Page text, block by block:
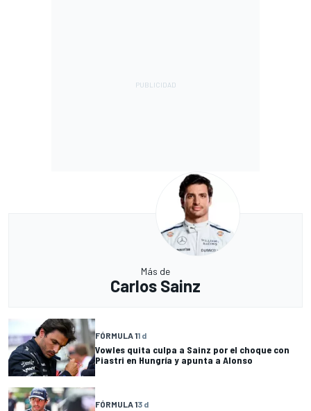
Más de
Carlos Sainz
FÓRMULA 11 d
Vowles quita culpa a Sainz por el choque con
Piastri en Hungría y apunta a Alonso
FÓRMULA 13 d